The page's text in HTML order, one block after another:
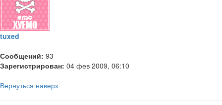
tuxed
Сообщений: 93
Зарегистрирован: 04 фев 2009, 06:10
Вернуться наверх